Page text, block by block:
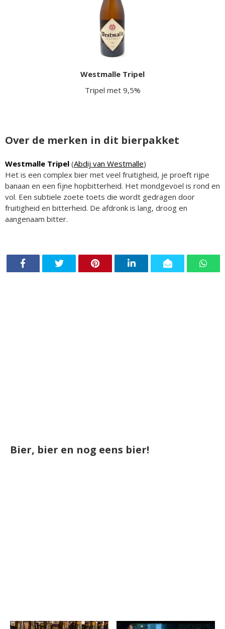
Westmalle Tripel
Tripel met 9,5%
Over de merken in dit bierpakket
Westmalle Tripel (Abdij van Westmalle)
Het is een complex bier met veel fruitigheid, je proeft rijpe
banaan en een fijne hopbitterheid. Het mondgevoel is rond en
vol. Een subtiele zoete toets die wordt gedragen door
fruitigheid en bitterheid. De afdronk is lang, droog en
aangenaam bitter.
Bier, bier en nog eens bier!